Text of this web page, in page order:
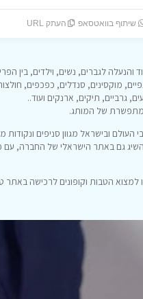
שיתוף בוואטסאפ העתק URL
והנעלה לגברים, נשים, וילדים, בין
מוקסינים, סנדלים, כפכפים,
גרביים, תיקים, ארנקים ועוד..
מתפשרת של המותג.
ובישראל מגוון סניפים ונקודות
גם באתר הישראלי של החברה, עם